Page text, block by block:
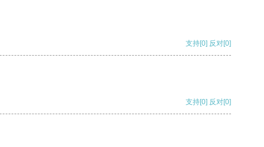
支持[0] 反对[0]
支持[0] 反对[0]